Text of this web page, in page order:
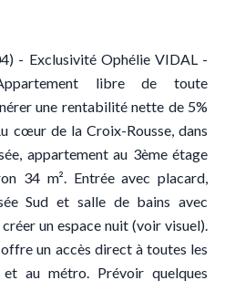
- Exclusivité Ophélie VIDAL -
libre de toute
une rentabilité nette de 5%
cœur de la Croix-Rousse, dans
appartement au 3ème étage
34 m². Entrée avec placard,
Sud et salle de bains avec
un espace nuit (voir visuel).
un accès direct à toutes les
au métro. Prévoir quelques